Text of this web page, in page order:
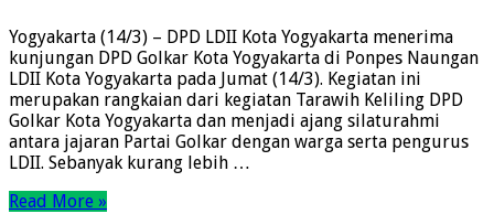
Yogyakarta (14/3) – DPD LDII Kota Yogyakarta menerima
kunjungan DPD Golkar Kota Yogyakarta di Ponpes Naungan
LDII Kota Yogyakarta pada Jumat (14/3). Kegiatan ini
merupakan rangkaian dari kegiatan Tarawih Keliling DPD
Golkar Kota Yogyakarta dan menjadi ajang silaturahmi
antara jajaran Partai Golkar dengan warga serta pengurus
LDII. Sebanyak kurang lebih …
Read More »